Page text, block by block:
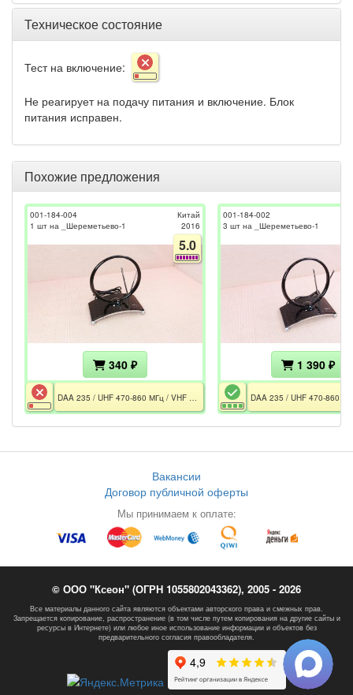
Техническое состояние
Тест на включение:
Не реагирует на подачу питания и включение. Блок
питания исправен.
Похожие предложения
001-184-004
1 шт на _Шереметьево-1
Китай
2016
5.0
340 ₽
DAA 235 / UHF 470-860 МГц / VHF 47-230 МГц / FM / 45 дБ / UHF 28 дБ / VHF 22 дБ / 75 Om / Не включается / Без БП
001-184-002
3 шт на _Шереметьево-1
1 390 ₽
Вакансии
Договор публичной оферты
Мы принимаем к оплате:
© ООО "Ксеон" (ОГРН 1055802043362), 2005 - 2026
Все материалы данного сайта являются объектами авторского права и смежных прав.
Запрещается копирование, распространение (в том числе путем копирования на другие сайты и
ресурсы в Интернете) или любое иное использование информации и объектов без
предварительного согласия правообладателя.